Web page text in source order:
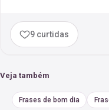
9 curtidas
Veja também
Frases de bom dia